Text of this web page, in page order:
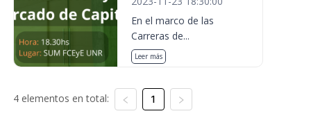
En el marco de las
Carreras de...
Leer más
4 elementos en total: 1